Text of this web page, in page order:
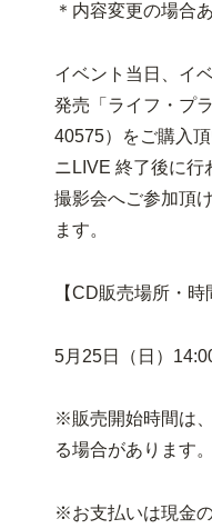
＊内容変更の場合
イベント当日、イ
発売「ライフ・プ
40575）をご購入
ニLIVE 終了後に行
撮影会へご参加頂
ます。
【CD販売場所・時
5月25日（日）
※販売開始時間は
る場合があります。
※お支払いは現金